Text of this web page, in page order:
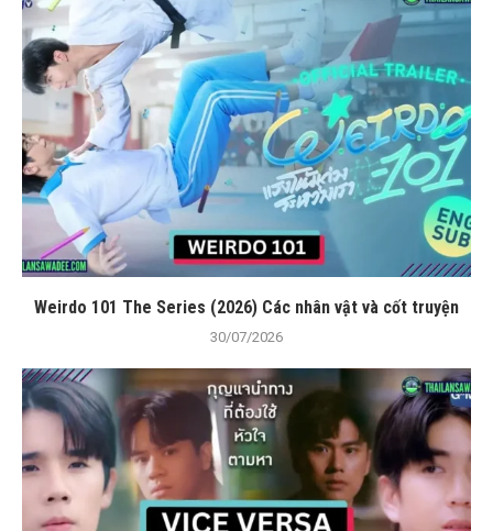
Weirdo 101 The Series (2026) Các nhân vật và cốt truyện
30/07/2026